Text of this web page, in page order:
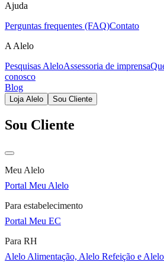
Ajuda
Perguntas frequentes (FAQ)Contato
A Alelo
Pesquisas AleloAssessoria de imprensa
conosco
Blog
Loja Alelo Sou Cliente
Sou Cliente
Meu Alelo
Portal Meu Alelo
Para estabelecimento
Portal Meu EC
Para RH
Alelo Alimentação, Alelo Refeição e